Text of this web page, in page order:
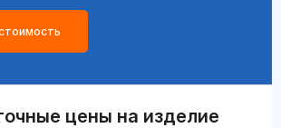
цены на изделие